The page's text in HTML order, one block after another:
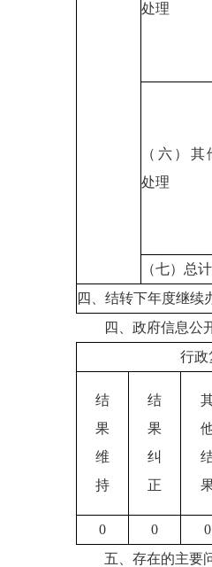
处理
（六）其
处理
（七）总计
四、结转下年度继续
四、政府信息公
行政
结
果
维
持
结
果
纠
正
0 0 0
五、存在的主要